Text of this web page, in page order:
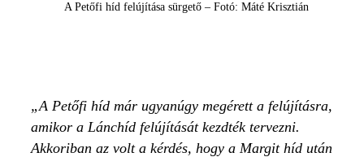
A Petőfi híd felújítása sürgető – Fotó: Máté Krisztián
A Petőfi híd már ugyanúgy megérett a felújításra,
amikor a Lánchíd felújítását kezdték tervezni.
Akkoriban az volt a kérdés, hogy a Margit híd után